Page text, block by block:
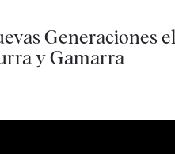
Generaciones
y Gamarra